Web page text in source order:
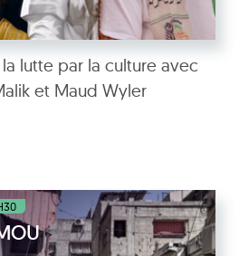
lutte par la culture avec
et Maud Wyler